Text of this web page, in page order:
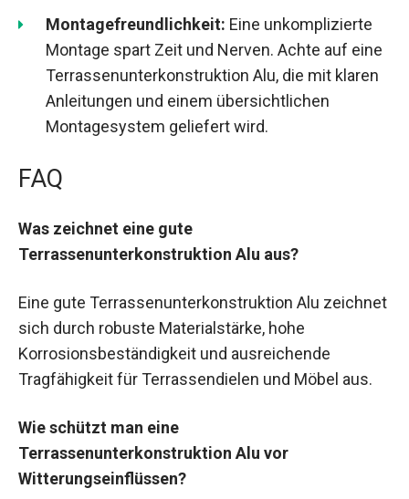
Montagefreundlichkeit: Eine unkomplizierte
Montage spart Zeit und Nerven. Achte auf eine
Terrassenunterkonstruktion Alu, die mit klaren
Anleitungen und einem übersichtlichen
Montagesystem geliefert wird.
FAQ
Was zeichnet eine gute
Terrassenunterkonstruktion Alu aus?
Eine gute Terrassenunterkonstruktion Alu zeichnet
sich durch robuste Materialstärke, hohe
Korrosionsbeständigkeit und ausreichende
Tragfähigkeit für Terrassendielen und Möbel aus.
Wie schützt man eine
Terrassenunterkonstruktion Alu vor
Witterungseinflüssen?